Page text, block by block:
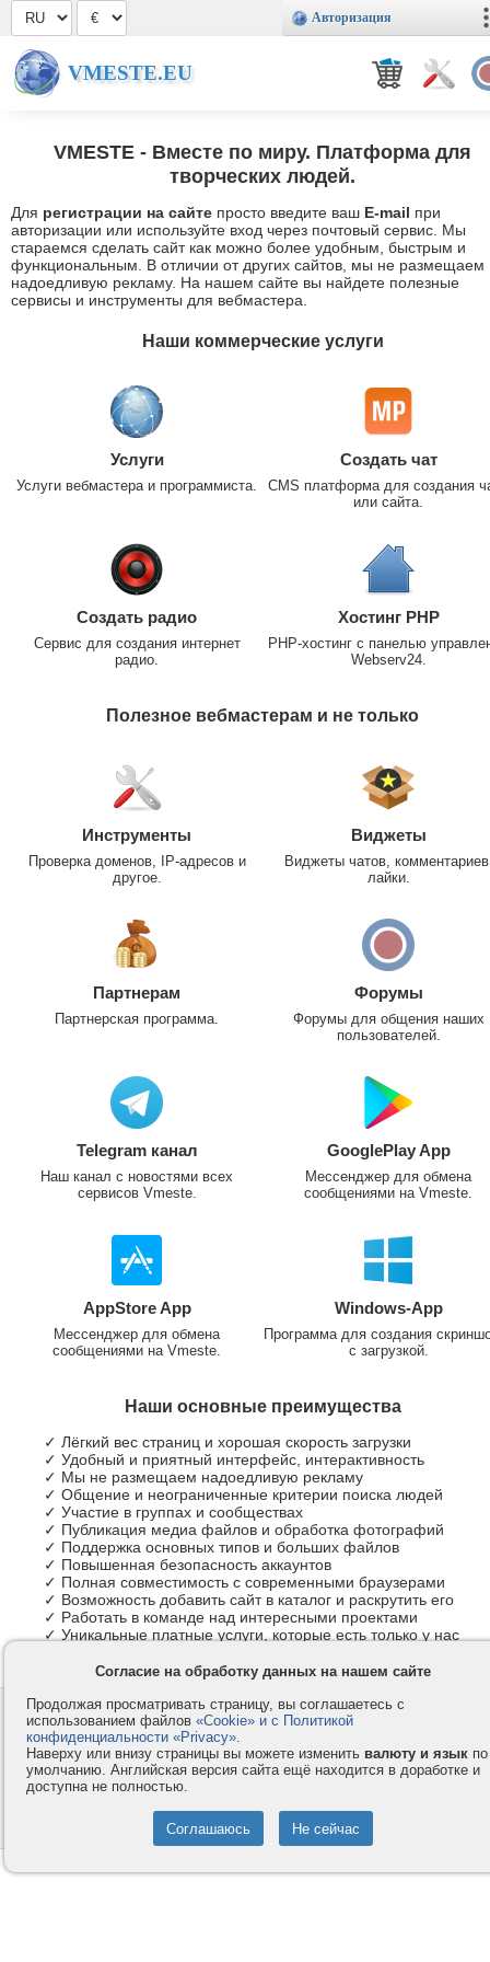
Авторизация
VMESTE.EU
VMESTE - Вместе по миру. Платформа для
творческих людей.
Для регистрации на сайте просто введите ваш E-mail при
авторизации или используйте вход через почтовый сервис. Мы
стараемся сделать сайт как можно более удобным, быстрым и
функциональным. В отличии от других сайтов, мы не размещаем
надоедливую рекламу. На нашем сайте вы найдете полезные
сервисы и инструменты для вебмастера.
Наши коммерческие услуги
Услуги
Услуги вебмастера и программиста.
Создать чат
CMS платформа для создания
или сайта.
Создать радио
Сервис для создания интернет
радио.
Хостинг PHP
PHP-хостинг с панелью
Webserv24.
Полезное вебмастерам и не только
Инструменты
Проверка доменов, IP-адресов и
другое.
Виджеты
Виджеты чатов,
лайки.
Партнерам
Партнерская программа.
Форумы
Форумы для общения наших
пользователей.
Telegram канал
Наш канал с новостями всех
сервисов Vmeste.
GooglePlay App
Мессенджер для обмена
сообщениями на Vmeste.
AppStore App
Мессенджер для обмена
сообщениями на Vmeste.
Windows-App
Программа для создания
с загрузкой.
Наши основные преимущества
✓ Лёгкий вес страниц и хорошая скорость загрузки
✓ Удобный и приятный интерфейс, интерактивность
✓ Мы не размещаем надоедливую рекламу
✓ Общение и неограниченные критерии поиска людей
✓ Участие в группах и сообществах
✓ Публикация медиа файлов и обработка фотографий
✓ Поддержка основных типов и больших файлов
✓ Повышенная безопасность аккаунтов
✓ Полная совместимость с современными браузерами
✓ Возможность добавить сайт в каталог и раскрутить его
✓ Работать в команде над интересными проектами
✓ Уникальные платные услуги, которые есть только у нас
Контакты
Компания
Privacy и Cookie
Услуги
Как оплатить
Помощь
© 2008-2026
- Все права защищены.
Согласие на обработку данных на нашем сайте
Продолжая просматривать страницу, вы соглашаетесь с
использованием файлов «Cookie» и с Политикой
конфиденциальности «Privacy».
Наверху или внизу страницы вы можете изменить валюту и язык по
умолчанию. Английская версия сайта ещё находится в доработке и
доступна не полностью.